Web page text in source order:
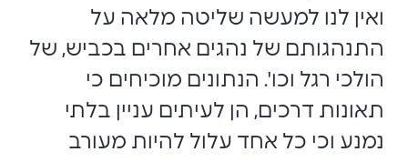
ואין לנו למעשה שליטה מלאה על
התנהגותם של נהגים אחרים בכביש, של
הולכי רגל וכו'. הנתונים מוכיחים כי
תאונות דרכים, הן לעיתים עניין בלתי
נמנע וכי כל אחד עלול להיות מעורב